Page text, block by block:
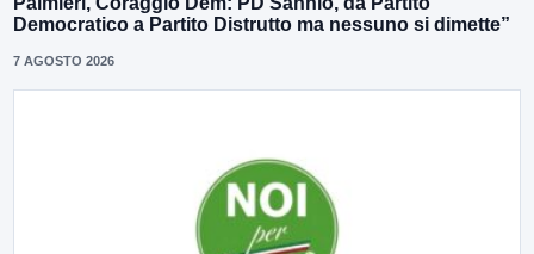
Democratico a Partito Distrutto ma nessuno si dimette”
7 AGOSTO 2026